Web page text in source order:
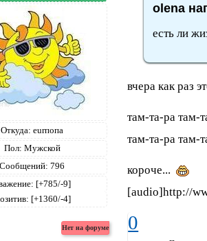
Откуда: eurпопа
Пол: Мужской
Сообщений: 796
[+785/-9]
[+1360/-4]
olena
есть ли
вчера как раз
там-та-ра там-
там-та-ра там-
короче...
[audio]http://
0